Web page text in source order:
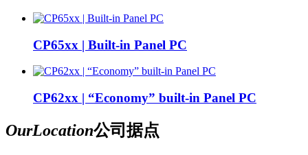
CP65xx | Built-in Panel PC
CP62xx | “Economy” built-in Panel PC
OurLocation公司据点